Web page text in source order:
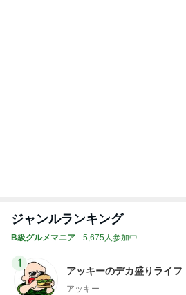
ジャンルランキング
B級グルメマニア 5,675人参加中
1
アッキーのデカ盛りライフ
アッキー